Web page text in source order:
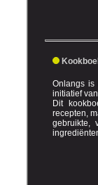
Onlangs is
initiatief
Dit
recepten,
gebruikte,